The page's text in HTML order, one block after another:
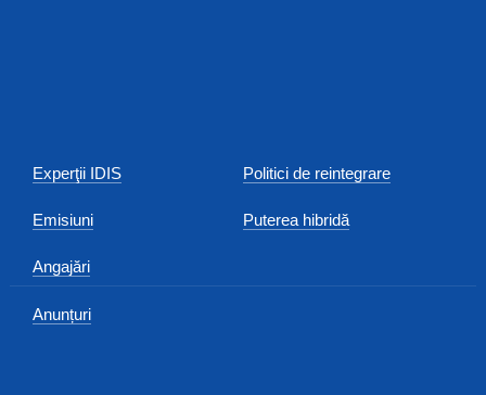
Experţii IDIS
Emisiuni
Angajări
Anunțuri
Politici de reintegrare
Puterea hibridă